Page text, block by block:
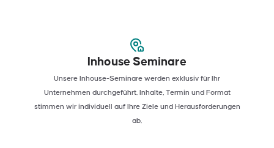
Inhouse Seminare
Unsere Inhouse-Seminare werden exklusiv für Ihr
Unternehmen durchgeführt. Inhalte, Termin und Format
stimmen wir individuell auf Ihre Ziele und Herausforderungen
ab.